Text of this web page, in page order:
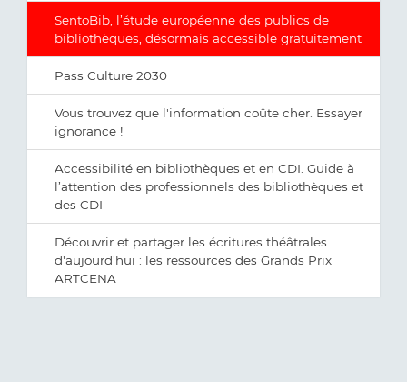
SentoBib, l’étude européenne des publics de
bibliothèques, désormais accessible gratuitement
Pass Culture 2030
Vous trouvez que l'information coûte cher. Essayer
ignorance !
Accessibilité en bibliothèques et en CDI. Guide à
l’attention des professionnels des bibliothèques et
des CDI
Découvrir et partager les écritures théâtrales
d'aujourd'hui : les ressources des Grands Prix
ARTCENA